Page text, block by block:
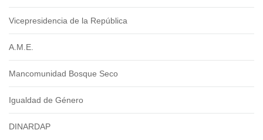
Vicepresidencia de la República
A.M.E.
Mancomunidad Bosque Seco
Igualdad de Género
DINARDAP